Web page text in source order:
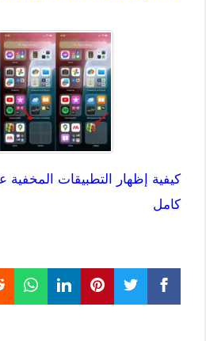
كيفية إظهار التطبيقات المخفية
كامل